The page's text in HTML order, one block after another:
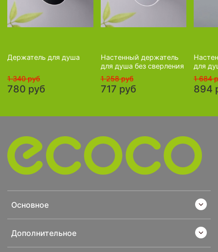
Держатель для душа
1 340 руб
780 руб
Настенный держатель
для душа без сверления
1 258 руб
717 руб
для
1 684
894
Основное
Дополнительное